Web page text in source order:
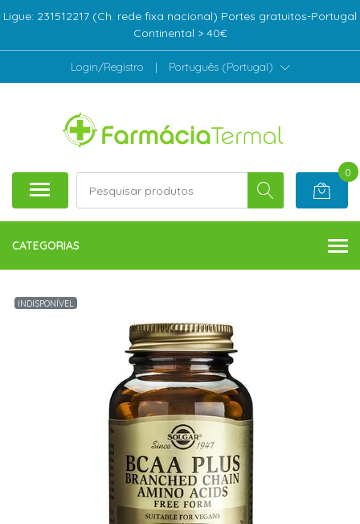
Ligue: 231512217 (Ch. rede fixa nacional) Portes gratuitos-Portugal
Continental > 40€
Login/Registro | Português (Portugal)
0
CATEGORIAS
INDISPONÍVEL